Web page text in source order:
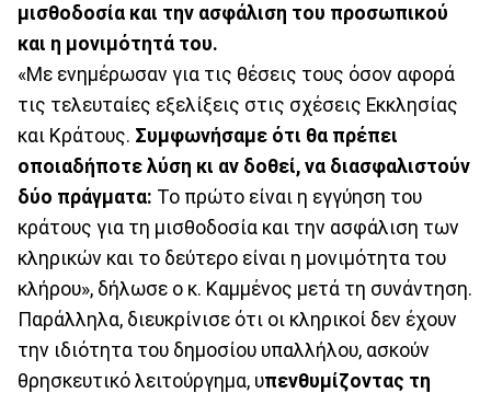
μισθοδοσία και την ασφάλιση του προσωπικού
και η μονιμότητά του.
«Με ενημέρωσαν για τις θέσεις τους όσον αφορά
τις τελευταίες εξελίξεις στις σχέσεις Εκκλησίας
και Κράτους. Συμφωνήσαμε ότι θα πρέπει
οποιαδήποτε λύση κι αν δοθεί, να διασφαλιστούν
δύο πράγματα: Το πρώτο είναι η εγγύηση του
κράτους για τη μισθοδοσία και την ασφάλιση των
κληρικών και το δεύτερο είναι η μονιμότητα του
κλήρου», δήλωσε ο κ. Καμμένος μετά τη συνάντηση.
Παράλληλα, διευκρίνισε ότι οι κληρικοί δεν έχουν
την ιδιότητα του δημοσίου υπαλλήλου, ασκούν
θρησκευτικό λειτούργημα, υπενθυμίζοντας τη